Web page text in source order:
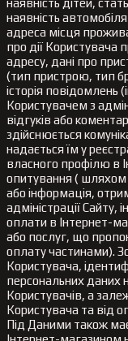
наявність дітей,
наявність
адреса місця
про дії Користувача
адресу, дані про
(тип пристрою, тип
історія повідомлень
Користувачем з
відгуків або
здійснюється
надається їм у
власного профілю в
опитування ( шляхом
або інформація,
адміністрації Сайту,
оплати в Інтернет-
або послуг, що
оплату частинами).
Користувача,
персональних даних
Користувачів, а
Користувача та від
Під Даними також